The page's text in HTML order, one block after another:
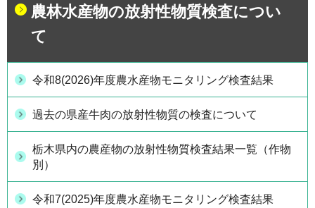
農林水産物の放射性物質検査につい
て
令和8(2026)年度農水産物モニタリング検査結果
過去の県産牛肉の放射性物質の検査について
栃木県内の農産物の放射性物質検査結果一覧（作物
別）
令和7(2025)年度農水産物モニタリング検査結果